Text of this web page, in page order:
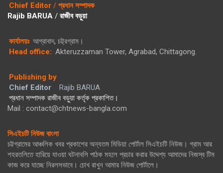
Chief Editor / প্রধান সম্পাদক
Rajib BARUA / রাজীব বড়ুয়া
কার্যালয়ঃ আগ্রাবাদ, চট্ট্রগ্রাম।
Head office: Akteruzzaman Tower, Agrabad, Chittagong.
Publishing by
Chief Editor
Rajib BARUA
প্রধান সম্পাদক রাজীব বড়ুয়া কর্তৃক প্রকাশিত।
Mail : contact@chtnews-bangla.com
সিএইচটি নিউজ বাংলা
চট্টগ্রামের আঞ্চলিক খবর প্রকাশের অন্যতম মিডিয়া পোর্টাল সিএইচটি নিউজ। গ্রাম আর
শহরতলিতে হারিয়ে যাওয়া ঘটনাবলি পাঠক মহলে প্রচার করার উদ্দেশ্য আমাদের নিজস্ব টিম
কাজ করে যাচ্ছে নিরলসভাবে। চোখ রাখুন আমার নিউজ পোর্টালে।